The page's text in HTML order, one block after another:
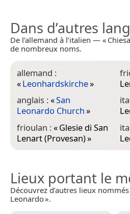
Dans d’autres
De l’allemand à l’italien — «
de nombreux noms.
allemand :
«Leonhardskirche»
anglais :«San
Leonardo Church»
frioulan :«Glesie di San
Lenart (Provesan)»
Lieux portant le
Découvrez d’autres lieux nommés
Leonardo ».